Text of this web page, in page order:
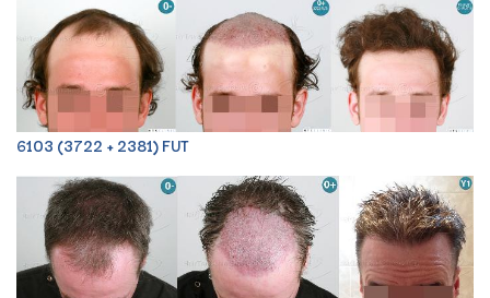
6103 (3722 + 2381) FUT